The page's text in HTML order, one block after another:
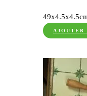
AJOUTER